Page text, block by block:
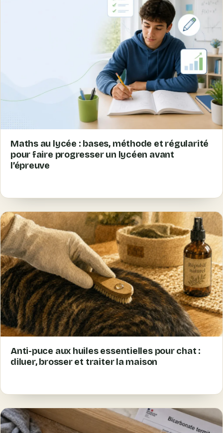
Maths au lycée : bases, méthode et régularité
pour faire progresser un lycéen avant
l’épreuve
Anti-puce aux huiles essentielles pour chat :
diluer, brosser et traiter la maison